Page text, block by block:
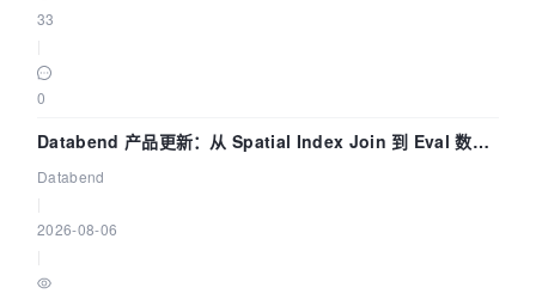
33
0
Databend 产品更新：从 Spatial Index Join 到 Eval 数据
管道
Databend
2026-08-06